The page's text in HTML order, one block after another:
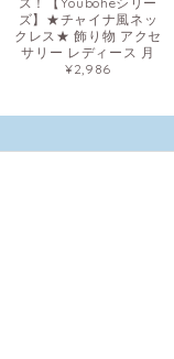
ズ】★チャイナ風ネッ
クレス★ 飾り物 アクセ
サリー レディース 月
¥2,986